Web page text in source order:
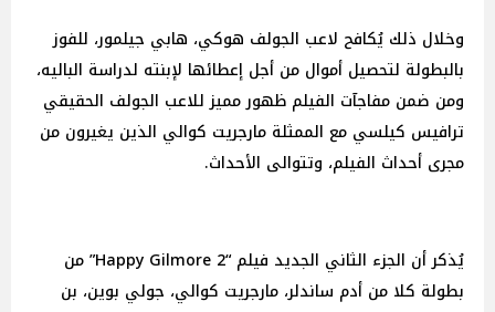
وخلال ذلك يُكافح لاعب الجولف هوكي، هابي جيلمور، للفوز
بالبطولة لتحصيل أموال من أجل إعطائها لإبنته لدراسة الباليه،
ومن ضمن مفاجآت الفيلم ظهور مميز للاعب الجولف الحقيقي
ترافيس كيلسي مع الممثلة مارجريت كوالي الذين يغيرون من
مجرى أحداث الفيلم، وتتوالى الأحداث.
يُذكر أن الجزء الثاني الجديد فيلم “Happy Gilmore 2” من
بطولة كلا من أدم ساندلر، مارجريت كوالي، جولي بوين، بن